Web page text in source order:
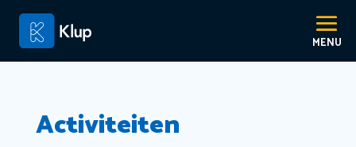
Activiteiten